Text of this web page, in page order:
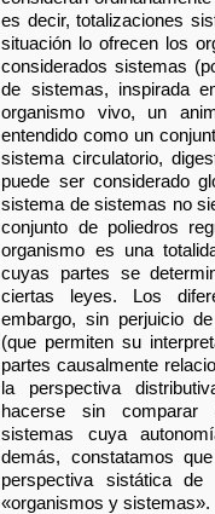
es decir, totalizaciones
situación lo ofrecen los
considerados sistemas
de sistemas, inspirada
organismo vivo, un
entendido como un
sistema circulatorio,
puede ser considerado
sistema de sistemas no
conjunto de poliedros
organismo es una
cuyas partes se
ciertas leyes. Los
embargo, sin perjuicio
(que permiten su
partes causalmente
la perspectiva
hacerse sin comparar
sistemas cuya
demás, constatamos
perspectiva sistática
«organismos y sistemas».